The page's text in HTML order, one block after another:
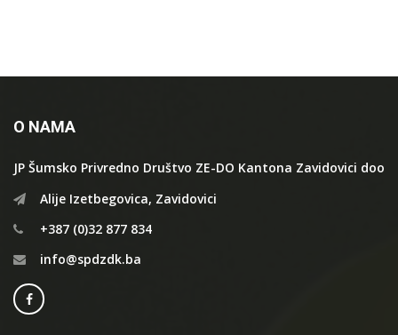
O NAMA
JP Šumsko Privredno Društvo ZE-DO Kantona Zavidovici doo
Alije Izetbegovica, Zavidovici
+387 (0)32 877 834
info@spdzdk.ba